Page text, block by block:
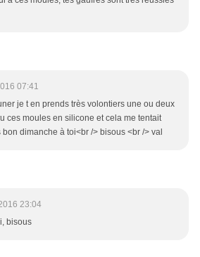
07:41
je t en prends très volontiers une ou deux
ces moules en silicone et cela me tentait
bon dimanche à toi<br /> bisous <br /> val
23:04
bisous